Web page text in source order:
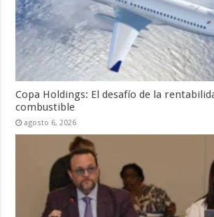
Copa Holdings: El desafío de la
combustible
agosto 6, 2026